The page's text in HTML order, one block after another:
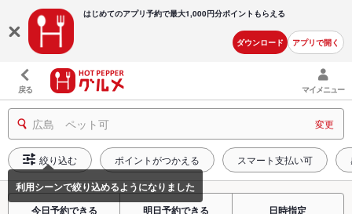
はじめてのアプリ予約で最大1,000円分ポイントもらえる
ダウンロード アプリで開く
戻る マイメニュー
広島 ペット可 変更
絞り込む ポイントがつかえる スマート支払い可
今日予約できる 明日予約できる 日時指定